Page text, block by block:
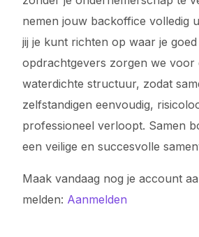
nemen jouw backoffice volledig
jij je kunt richten op waar je
opdrachtgevers zorgen we voor
waterdichte structuur, zodat
zelfstandigen eenvoudig,
professioneel verloopt. Samen
een veilige en succesvolle
Maak vandaag nog je account
melden: Aanmelden